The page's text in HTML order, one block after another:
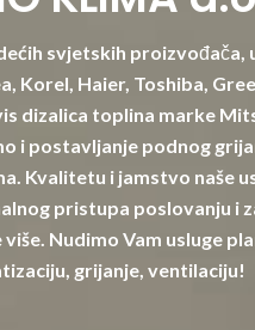
svjetskih proizvođača,
Korel, Haier, Toshiba,
dizalica toplina marke
i postavljanje podnog
Kvalitetu i jamstvo naše
pristupa poslovanju i
Nudimo Vam usluge
grijanje, ventilaciju!